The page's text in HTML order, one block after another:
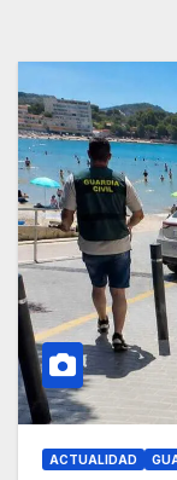
ACTUALIDAD